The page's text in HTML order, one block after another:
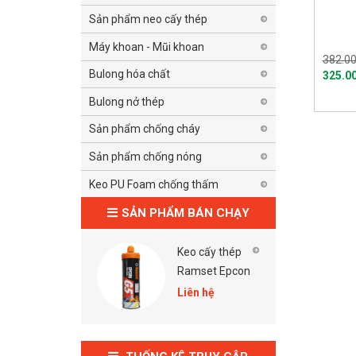
Sản phẩm neo cấy thép
Máy khoan - Mũi khoan
Bulong hóa chất
Bulong nở thép
Sản phẩm chống cháy
Sản phẩm chống nóng
Keo PU Foam chống thấm
SẢN PHẨM BÁN CHẠY
Keo cấy thép
Ramset Epcon
G5 Pro
Liên hệ